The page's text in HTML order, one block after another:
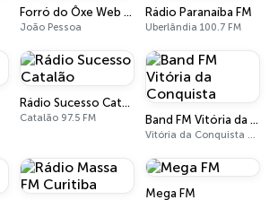
Forró do Ôxe Web Rádio
João Pessoa
Rádio Paranaíba FM
Uberlândia 100.7 FM
Rádio Sucesso Catalão
Catalão 97.5 FM Band FM Vitória da Conquista
Vitória da Conquista 99.1 FM
Mega FM